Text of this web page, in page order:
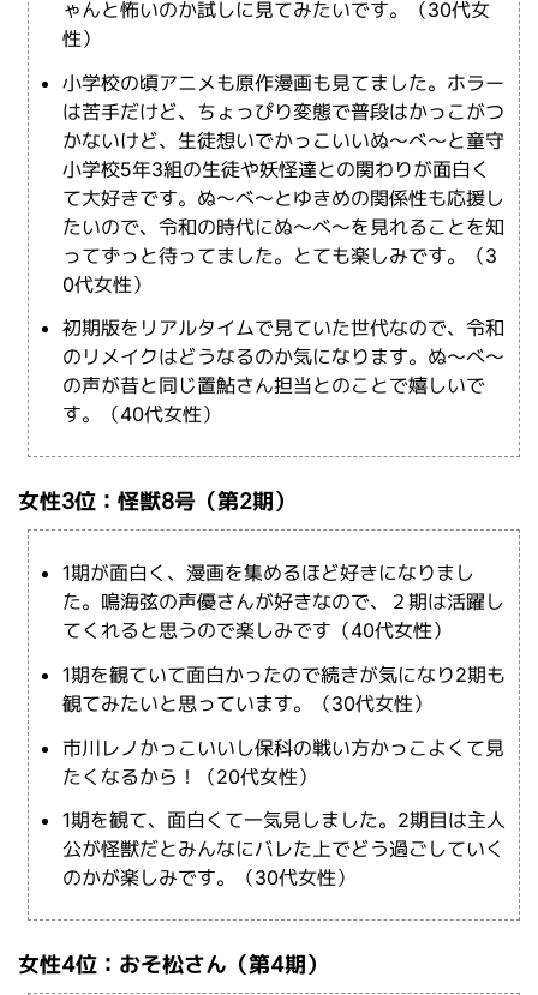
ゃんと怖いのか試しに見てみたいです。（30代女
性）
小学校の頃アニメも原作漫画も見てました。ホラー
は苦手だけど、ちょっぴり変態で普段はかっこがつ
かないけど、生徒想いでかっこいいぬ～べ～と童守
小学校5年3組の生徒や妖怪達との関わりが面白く
て大好きです。ぬ～べ～とゆきめの関係性も応援し
たいので、令和の時代にぬ～べ～を見れることを知
ってずっと待ってました。とても楽しみです。（3
0代女性）
初期版をリアルタイムで見ていた世代なので、令和
のリメイクはどうなるのか気になります。ぬ～べ～
の声が昔と同じ置鮎さん担当とのことで嬉しいで
す。（40代女性）
女性3位：怪獣8号（第2期）
1期が面白く、漫画を集めるほど好きになりまし
た。鳴海弦の声優さんが好きなので、２期は活躍し
てくれると思うので楽しみです（40代女性）
1期を観ていて面白かったので続きが気になり2期も
観てみたいと思っています。（30代女性）
市川レノかっこいいし保科の戦い方かっこよくて見
たくなるから！（20代女性）
1期を観て、面白くて一気見しました。2期目は主人
公が怪獣だとみんなにバレた上でどう過ごしていく
のかが楽しみです。（30代女性）
女性4位：おそ松さん（第4期）